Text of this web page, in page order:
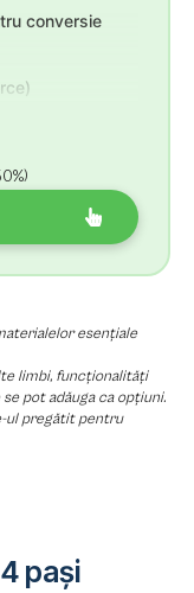
conversie
esențiale
limbi, funcționalități
pot adăuga ca opțiuni.
ul pregătit pentru
pași